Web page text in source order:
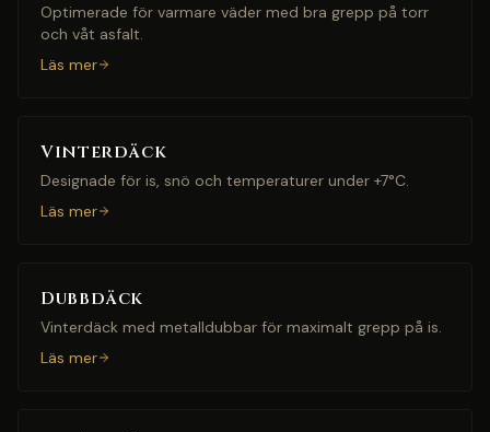
Optimerade för varmare väder med bra grepp på torr
och våt asfalt.
Läs mer
Vinterdäck
Designade för is, snö och temperaturer under +7°C.
Läs mer
Dubbdäck
Vinterdäck med metalldubbar för maximalt grepp på is.
Läs mer